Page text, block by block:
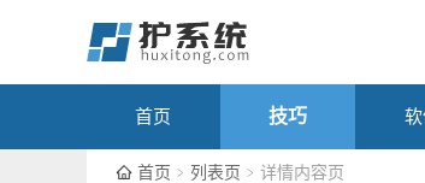
首页 技巧
首页 列表页 详情内容页